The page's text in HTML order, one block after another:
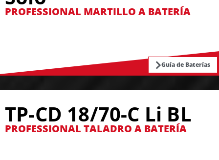
PROFESSIONAL MARTILLO A BATERÍA
Guía de Baterías
TP-CD 18/70-C Li BL
PROFESSIONAL TALADRO A BATERÍA